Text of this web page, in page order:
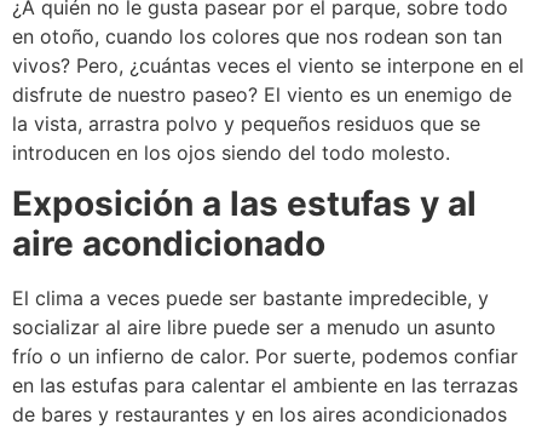
¿A quién no le gusta pasear por el parque, sobre todo
en otoño, cuando los colores que nos rodean son tan
vivos? Pero, ¿cuántas veces el viento se interpone en el
disfrute de nuestro paseo? El viento es un enemigo de
la vista, arrastra polvo y pequeños residuos que se
introducen en los ojos siendo del todo molesto.
Exposición a las estufas y al
aire acondicionado
El clima a veces puede ser bastante impredecible, y
socializar al aire libre puede ser a menudo un asunto
frío o un infierno de calor. Por suerte, podemos confiar
en las estufas para calentar el ambiente en las terrazas
de bares y restaurantes y en los aires acondicionados